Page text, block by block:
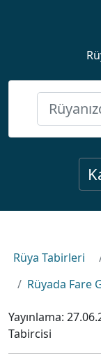
Rüya Tabirleri
Rüyada Fare
Yayınlama:
Tabircisi